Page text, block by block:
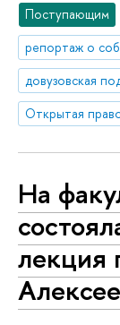
Поступающим
репортаж о
довузовская
Открытая
На
лекция